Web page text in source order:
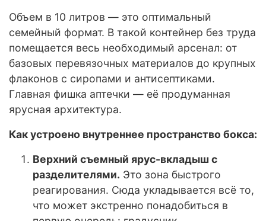
Объем в 10 литров — это оптимальный
семейный формат. В такой контейнер без труда
помещается весь необходимый арсенал: от
базовых перевязочных материалов до крупных
флаконов с сиропами и антисептиками.
Главная фишка аптечки — её продуманная
ярусная архитектура.
Как устроено внутреннее пространство бокса:
Верхний съемный ярус-вкладыш с
разделителями. Это зона быстрого
реагирования. Сюда укладывается всё то,
что может экстренно понадобиться в